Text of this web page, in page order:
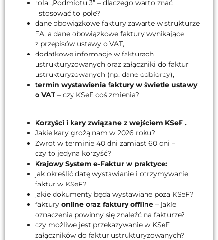
rola „Podmiotu 3” – dlaczego warto znać
i stosować to pole?
dane obowiązkowe faktury zawarte w strukturze
FA, a dane obowiązkowe faktury wynikające
z przepisów ustawy o VAT,
dodatkowe informacje w fakturach
ustrukturyzowanych oraz załączniki do faktur
ustrukturyzowanych (np. dane odbiorcy),
termin wystawienia faktury w świetle ustawy
o VAT – czy KSeF coś zmienia?
Korzyści i kary związane z wejściem KSeF .
Jakie kary grożą nam w 2026 roku?
Zwrot w terminie 40 dni zamiast 60 dni –
czy to jedyna korzyść?
Krajowy System e-Faktur w praktyce:
jak określić datę wystawianie i otrzymywanie
faktur w KSeF?
jakie dokumenty będą wystawiane poza KSeF?
faktury online oraz faktury offline – jakie
oznaczenia powinny się znaleźć na fakturze?
czy możliwe jest przekazywanie w KSeF
załączników do faktur ustrukturyzowanych?